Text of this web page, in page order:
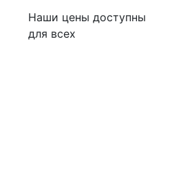
Наши цены доступны
для всех